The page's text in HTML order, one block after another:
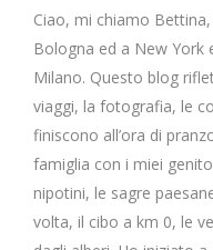
Ciao, mi chiamo
Bologna ed a New York
Milano. Questo blog
viaggi, la fotografia, le
finiscono all’ora di
famiglia con i miei
nipotini, le sagre
volta, il cibo a km 0, le